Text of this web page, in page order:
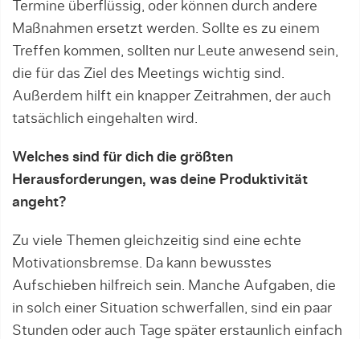
Termine überflüssig, oder können durch andere
Maßnahmen ersetzt werden. Sollte es zu einem
Treffen kommen, sollten nur Leute anwesend sein,
die für das Ziel des Meetings wichtig sind.
Außerdem hilft ein knapper Zeitrahmen, der auch
tatsächlich eingehalten wird.
Welches sind für dich die größten
Herausforderungen, was deine Produktivität
angeht?
Zu viele Themen gleichzeitig sind eine echte
Motivationsbremse. Da kann bewusstes
Aufschieben hilfreich sein. Manche Aufgaben, die
in solch einer Situation schwerfallen, sind ein paar
Stunden oder auch Tage später erstaunlich einfach